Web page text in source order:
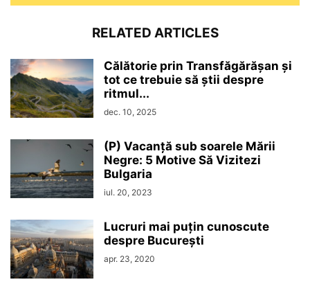
RELATED ARTICLES
Călătorie prin Transfăgărășan și
tot ce trebuie să știi despre
ritmul...
dec. 10, 2025
(P) Vacanță sub soarele Mării
Negre: 5 Motive Să Vizitezi
Bulgaria
iul. 20, 2023
Lucruri mai puțin cunoscute
despre București
apr. 23, 2020